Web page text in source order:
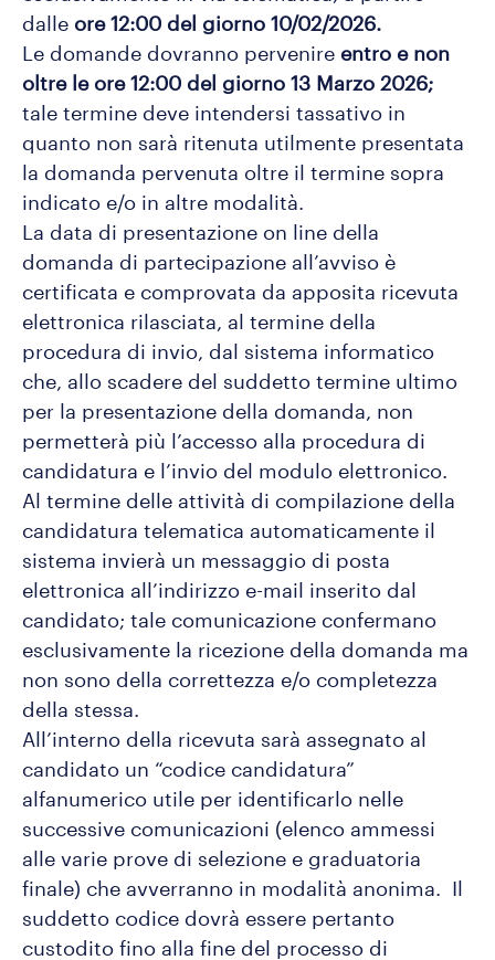
dalle ore 12:00 del giorno 10/02/2026.
Le domande dovranno pervenire entro e non
oltre le ore 12:00 del giorno 13 Marzo 2026;
tale termine deve intendersi tassativo in
quanto non sarà ritenuta utilmente presentata
la domanda pervenuta oltre il termine sopra
indicato e/o in altre modalità.
La data di presentazione on line della
domanda di partecipazione all’avviso è
certificata e comprovata da apposita ricevuta
elettronica rilasciata, al termine della
procedura di invio, dal sistema informatico
che, allo scadere del suddetto termine ultimo
per la presentazione della domanda, non
permetterà più l’accesso alla procedura di
candidatura e l’invio del modulo elettronico.
Al termine delle attività di compilazione della
candidatura telematica automaticamente il
sistema invierà un messaggio di posta
elettronica all’indirizzo e-mail inserito dal
candidato; tale comunicazione confermano
esclusivamente la ricezione della domanda ma
non sono della correttezza e/o completezza
della stessa.
All’interno della ricevuta sarà assegnato al
candidato un “codice candidatura”
alfanumerico utile per identificarlo nelle
successive comunicazioni (elenco ammessi
alle varie prove di selezione e graduatoria
finale) che avverranno in modalità anonima. Il
suddetto codice dovrà essere pertanto
custodito fino alla fine del processo di